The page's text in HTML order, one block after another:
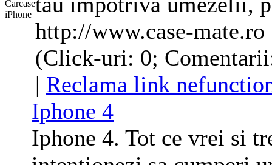
http://www.case-mate.ro
(Click-uri: 0;
| Reclama link
Iphone 4
Iphone 4. Tot ce vrei si